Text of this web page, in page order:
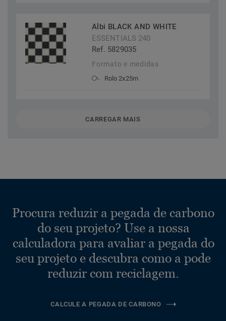
Albi BLACK AND WHITE
ESSENTIALS 240
Ref. 5829035
Formato e medidas
Rolo 2x25m
CARREGAR MAIS
Procura reduzir a pegada de carbono
do seu projeto? Use a nossa
calculadora para avaliar a pegada do
seu projeto e descubra como a pode
reduzir com reciclagem.
CALCULE A PEGADA DE CARBONO